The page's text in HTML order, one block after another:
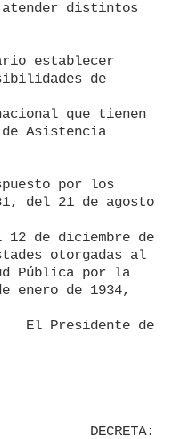
distintos
establecer
de
que tienen
Asistencia
del 21 de agosto
12 de diciembre de
otorgadas al
Pública por la
enero de 1934,